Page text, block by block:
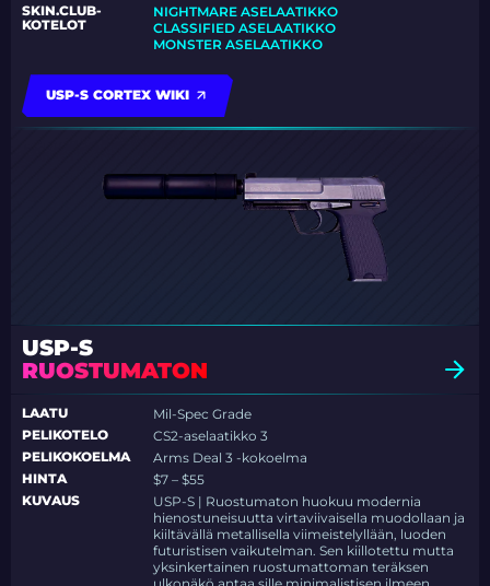
SKIN.CLUB-
KOTELOT
NIGHTMARE ASELAATIKKO
CLASSIFIED ASELAATIKKO
MONSTER ASELAATIKKO
USP-S CORTEX WIKI
USP-S
RUOSTUMATON
LAATU
Mil-Spec Grade
PELIKOTELO
CS2-aselaatikko 3
PELIKOKOELMA
Arms Deal 3 -kokoelma
HINTA
$7 – $55
KUVAUS
USP-S | Ruostumaton huokuu modernia
hienostuneisuutta virtaviivaisella muodollaan ja
kiiltävällä metallisella viimeistelyllään, luoden
futuristisen vaikutelman. Sen kiillotettu mutta
yksinkertainen ruostumattoman teräksen